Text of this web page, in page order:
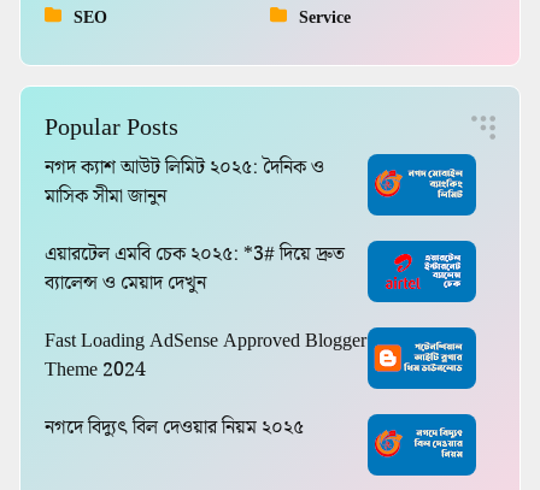
SEO
Service
Popular Posts
নগদ ক্যাশ আউট লিমিট ২০২৫: দৈনিক ও
মাসিক সীমা জানুন
এয়ারটেল এমবি চেক ২০২৫: *3# দিয়ে দ্রুত
ব্যালেন্স ও মেয়াদ দেখুন
Fast Loading AdSense Approved Blogger
Theme 2024
নগদে বিদ্যুৎ বিল দেওয়ার নিয়ম ২০২৫